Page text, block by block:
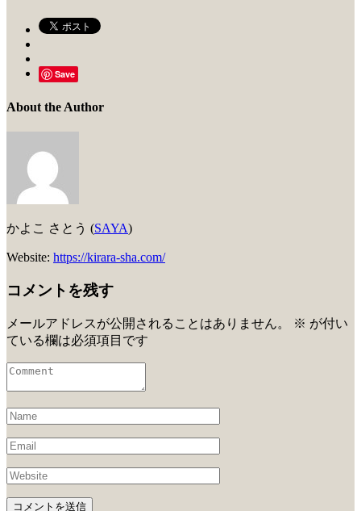
Save
About the Author
かよこ さとう (SAYA)
Website: https://kirara-sha.com/
コメントを残す
メールアドレスが公開されることはありません。 ※ が付い
ている欄は必須項目です